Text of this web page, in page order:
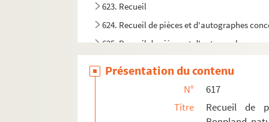
623. Recueil
624. Recueil de pièces et d'autographes
625. Recueil de pièces et d'autographes
Présentation du contenu
N°
617
Titre
Recueil de